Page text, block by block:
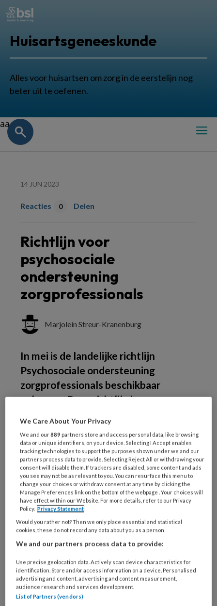
Huisartsgeneeskunde
Alles voor huisartsen om zorg in de eerstelijn nog
beter uit te oefenen.
aa
14 JUN 2023
Reacties 0 Delen
Richtlijn voor
psychosociale
ondersteuning
zorgprofessionals
Marjolein Streur-Kranenburg
In mei is de landelijke richtlijn
Psychosociale ondersteuning
zorgprofessionals beschikbaar
gekomen. Deze richtlijn kan
zorgprofessionals helpen wanneer zij
zelf of hun personeel psychische
ondersteuning nodig hebben in tijden
van crisis of na ingrijpende
gebeurtenissen.
We Care About Your Privacy
We and our889 partners store and access personal data, like browsing
data or unique identifiers, on your device. Selecting I Accept enables
tracking technologies to support the purposes shown under we and our
partners process data to provide. Selecting Reject All or withdrawing your
consent will disable them. If trackers are disabled, some content and ads
you see may not be as relevant to you. You can resurface this menu to
change your choices or withdraw consent at any time by clicking the
Manage Preferences link on the bottom of the webpage . Your choices will
have effect within our Website. For more details, refer to our Privacy
Policy. Privacy Statement
Would you rather not? Then we only place essential and statistical
cookies, these do not record any data about you as a person
We and our partners process data to provide:
Use precise geolocation data. Actively scan device characteristics for
identification. Store and/or access information on a device. Personalised
advertising and content, advertising and content measurement,
audience research and services development.
List of Partners (vendors)